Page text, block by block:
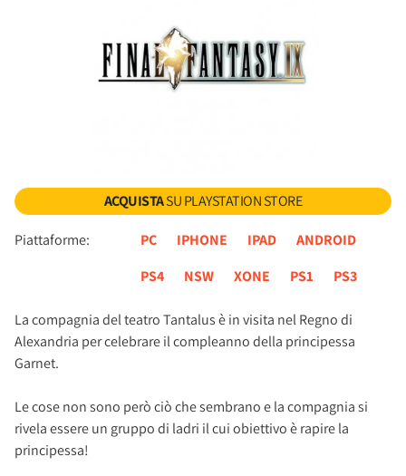
ACQUISTASU PLAYSTATION STORE
Piattaforme: PC IPHONE IPAD
ANDROID
PS4
NSW XONE PS1 PS3
La compagnia del teatro Tantalus è in visita nel Regno di
Alexandria per celebrare il compleanno della principessa
Garnet.
Le cose non sono però ciò che sembrano e la compagnia si
rivela essere un gruppo di ladri il cui obiettivo è rapire la
principessa!